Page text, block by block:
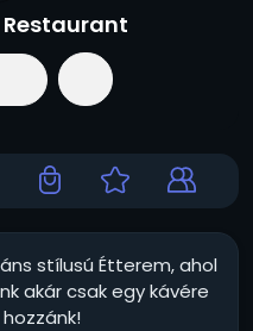
stílusú Étterem, ahol
akár csak egy kávére